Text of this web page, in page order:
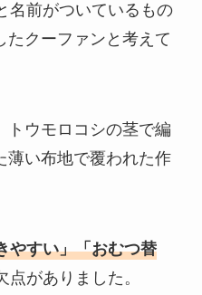
名前がついているもの
たクーファンと考えて
トウモロコシの茎で編
薄い布地で覆われた作
やすい」「おむつ替
点がありました。